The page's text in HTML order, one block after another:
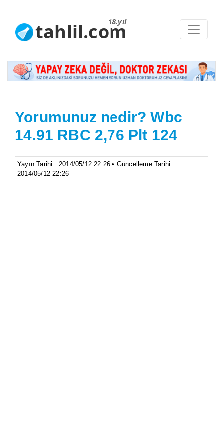
18.yıl
tahlil.com
Yorumunuz nedir? Wbc
14.91 RBC 2,76 Plt 124
Yayın Tarihi : 2014/05/12 22:26 • Güncelleme Tarihi :
2014/05/12 22:26